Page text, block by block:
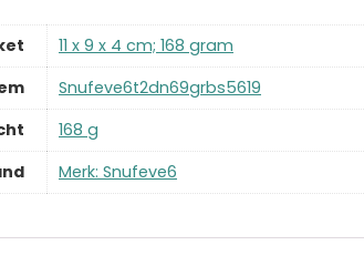
‎11 x 9 x 4 cm; 168 gram
‎Snufeve6t2dn69grbs5619
‎168 g
Merk: Snufeve6